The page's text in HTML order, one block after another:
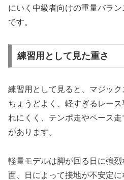
にいく中級者向けの重量バラ
です。
練習用として見た重さ
練習用として見ると、マジッ
ちょうどよく、軽すぎるレー
れにくく、テンポ走やペース
があります。
軽量モデルは脚が回る日に強
面、日によって接地が不安定